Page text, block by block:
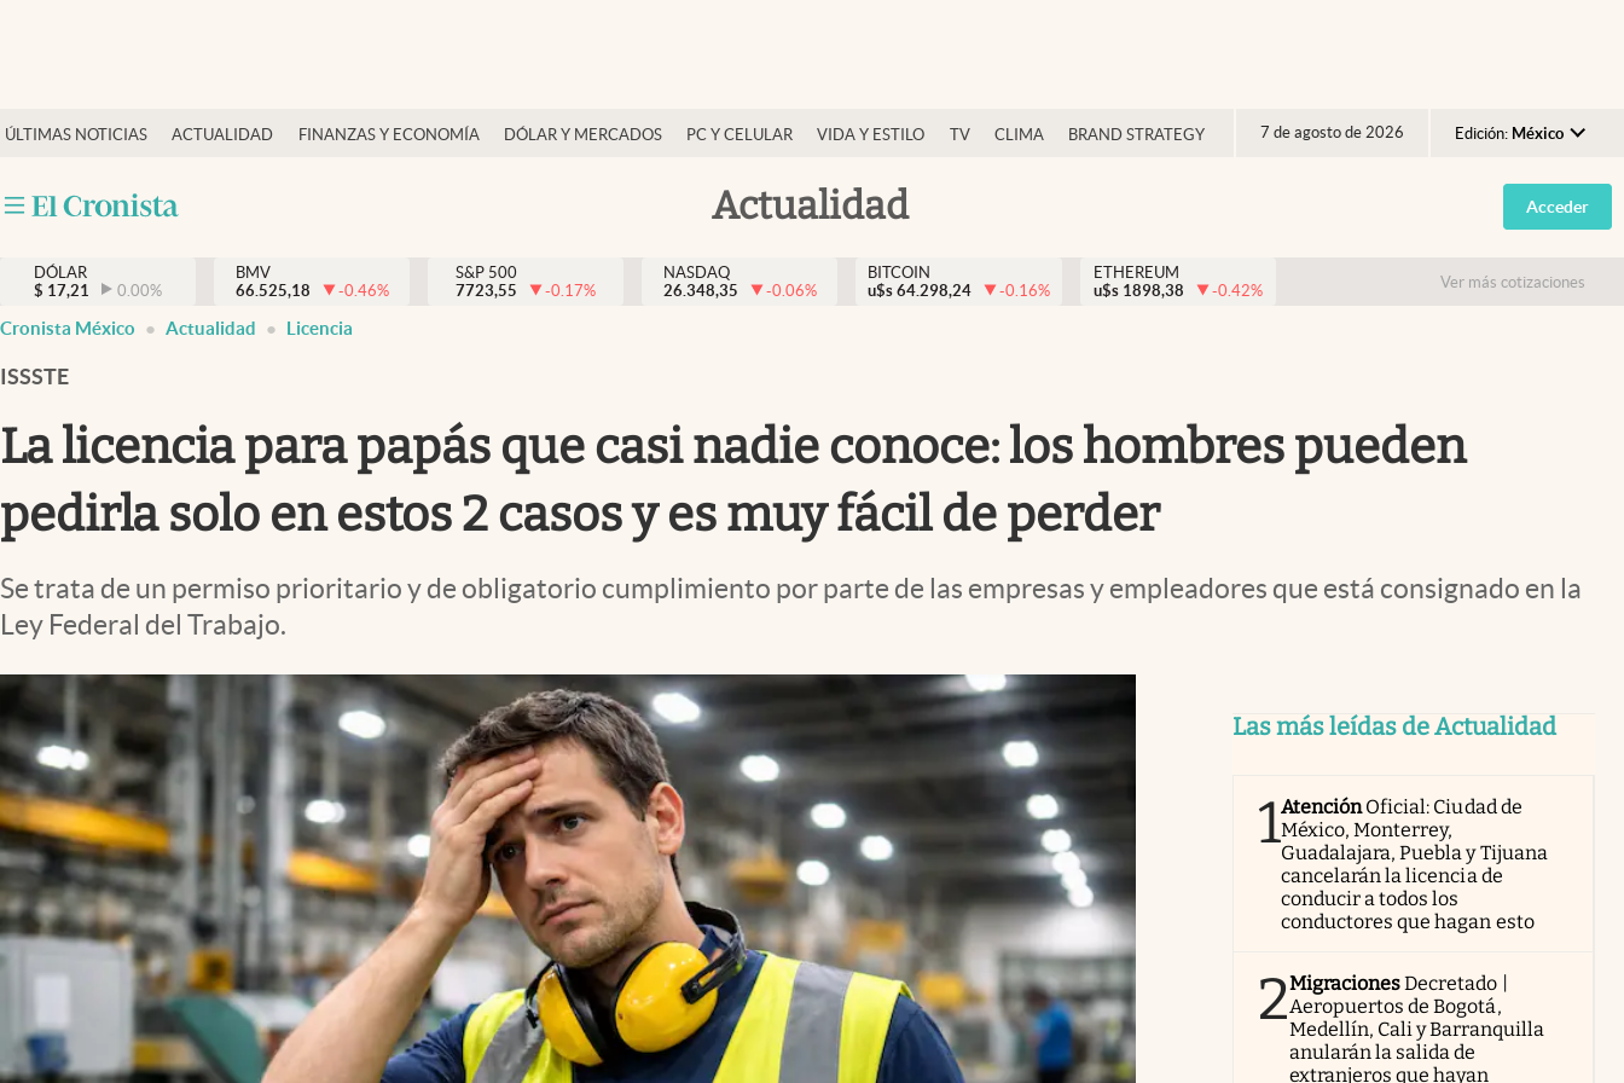
ÚLTIMAS NOTICIAS ACTUALIDAD FINANZAS Y ECONOMÍA DÓLAR Y MERCADOS PC Y CELULAR VIDA Y ESTILO TV CLIMA BRAND STRATEGY 7 de agosto de 2026 Edición: México
Argentina
España
USA
Actualidad
Actualidad
Internacionales
Opinión
Brand Strategy
Vida y estilo
Tv
Espiritualidad
abre en nueva pestaña
Acceder
DÓLAR
$ 17,21 0.00%
BMV
66.525,18
-0.46%
S&P 500
7723,55
-0.17%
NASDAQ
26.348,35
-0.06%
BITCOIN
u$s 64.298,24 -0.16%
ETHEREUM
u$s 1898,38 -0.42% Ver más cotizaciones
Cronista México Actualidad Licencia
ISSSTE
La licencia para papás que casi nadie conoce: los hombres pueden
pedirla solo en estos 2 casos y es muy fácil de perder
Se trata de un permiso prioritario y de obligatorio cumplimiento por parte de las empresas y empleadores que está consignado en la
Ley Federal del Trabajo.
Las más leídas de Actualidad
1AtenciónOficial: Ciudad de
México, Monterrey,
Guadalajara, Puebla y Tijuana
cancelarán la licencia de
conducir a todos los
conductores que hagan esto
2MigracionesDecretado |
Aeropuertos de Bogotá,
Medellín, Cali y Barranquilla
anularán la salida de
extranjeros que hayan